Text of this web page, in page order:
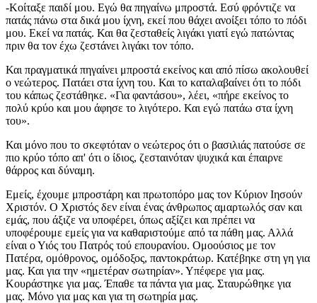
-Κοίταξε παιδί μου. Εγώ θα πηγαίνω μπροστά. Εσύ φρόντιζε να
πατάς πάνω στα δικά μου ίχνη, εκεί που θάχει ανοίξει τόπο το πόδι
μου. Εκεί να πατάς. Και θα ζεσταθείς λιγάκι γιατί εγώ πατώντας
πριν θα τον έχω ζεστάνει λιγάκι τον τόπο.
Και πραγματικά πηγαίνει μπροστά εκείνος και από πίσω ακολουθεί
ο νεώτερος. Πατάει στα ίχνη του. Και το καταλαβαίνει ότι το πόδι
του κάπως ζεστάθηκε. «Για φαντάσου», λέει, «πήρε εκείνος το
πολύ κρύο και μου άφησε το λιγότερο. Και εγώ πατάω στα ίχνη
του».
Και μόνο που το σκεφτόταν ο νεώτερος ότι ο βασιλιάς πατούσε σε
πιο κρύο τόπο απ' ότι ο ίδιος, ζεσταινόταν ψυχικά και έπαιρνε
θάρρος και δύναμη.
Εμείς, έχουμε μπροστάρη και πρωτοπόρο μας τον Κύριον Ιησούν
Χριστόν. Ο Χριστός δεν είναι ένας άνθρωπος αμαρτωλός σαν και
εμάς, που άξιζε να υποφέρει, όπως αξίζει και πρέπει να
υποφέρουμε εμείς για να καθαριστούμε από τα πάθη μας. Αλλά
είναι ο Υιός του Πατρός τού επουρανίου. Ομοούσιος με τον
Πατέρα, ομόθρονος, ομόδοξος, παντοκράτωρ. Κατέβηκε στη γη για
μας. Και για την «ημετέραν σωτηρίαν». Υπέφερε για μας.
Κουράστηκε για μας. Έπαθε τα πάντα για μας. Σταυρώθηκε για
μας. Μόνο για μας και για τη σωτηρία μας.